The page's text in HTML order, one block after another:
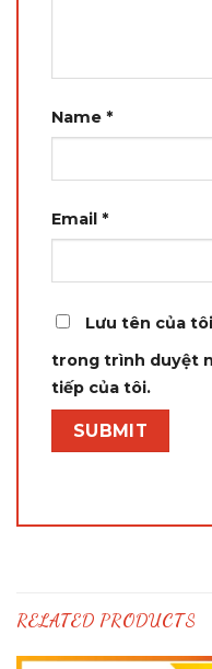
Name *
Email *
Lưu tên của
trong trình duyệt
tiếp của tôi.
RELATED PRODUCTS